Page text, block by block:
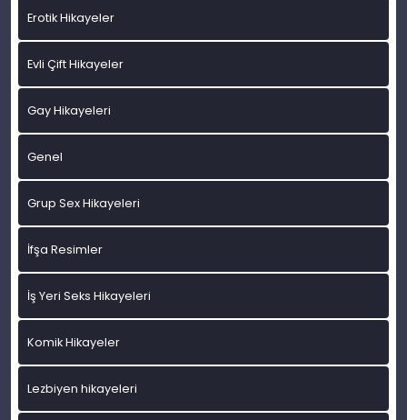
Erotik Hikayeler
Evli Çift Hikayeler
Gay Hikayeleri
Genel
Grup Sex Hikayeleri
İfşa Resimler
İş Yeri Seks Hikayeleri
Komik Hikayeler
Lezbiyen hikayeleri